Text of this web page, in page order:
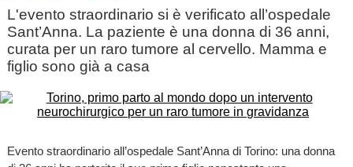
L'evento straordinario si è verificato all’ospedale
Sant’Anna. La paziente è una donna di 36 anni,
curata per un raro tumore al cervello. Mamma e
figlio sono già a casa
Evento straordinario all’ospedale Sant’Anna di Torino: una donna